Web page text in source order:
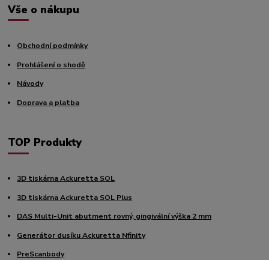
Vše o nákupu
Obchodní podmínky
Prohlášení o shodě
Návody
Doprava a platba
TOP Produkty
3D tiskárna Ackuretta SOL
3D tiskárna Ackuretta SOL Plus
DAS Multi-Unit abutment rovný, gingivální výška 2 mm
Generátor dusíku Ackuretta Nfinity
PreScanbody